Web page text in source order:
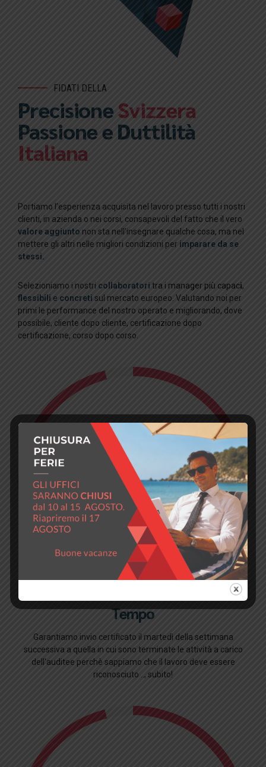
FIDATI DELLA
PrecisioneSvizzera
Passione e Duttilità
Italiana
Portiamo l’esperienza acquisita nel lavoro presso tutti i nostri
clienti, in azienda o nei corsi, consapevoli del fatto che il vero
valore aggiunto non sta nell’insegnare qualche cosa, ma nel
mettere gli altri nelle migliori condizioni per imparare da se
stessi.
Selezioniamo i nostri collaboratori tra i manager più capaci,
flessibili e concreti sul mercato europeo. Valutando noi per
primi le performance del nostro operato e migliorando, dove
possibile, cliente dopo cliente, certificazione dopo
certificazione, corso dopo corso.
Tempo
Garantiamo invio certificato il martedì della settimana
successiva a quella in cui sono terminate le attività a carico
dell'auditee perchè sappiamo che il lavoro deve essere
riconosciuto .., subito!